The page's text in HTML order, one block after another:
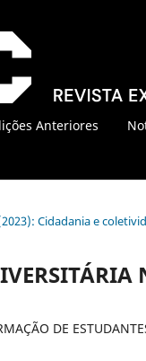
Anteriores
Cidadania e
DE